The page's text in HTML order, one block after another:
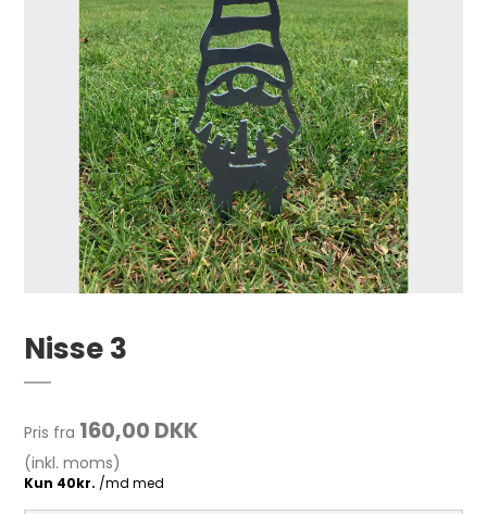
Nisse 3
Pris fra 160,00 DKK
(inkl. moms)